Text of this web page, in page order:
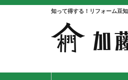
知って得する！リフォーム豆